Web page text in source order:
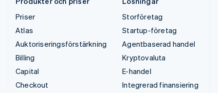
Priser
Atlas
Auktoriseringsförstärkning
Billing
Capital
Checkout
Storföretag
Startup-företag
Agentbaserad handel
Kryptovaluta
E-handel
Integrerad finansiering